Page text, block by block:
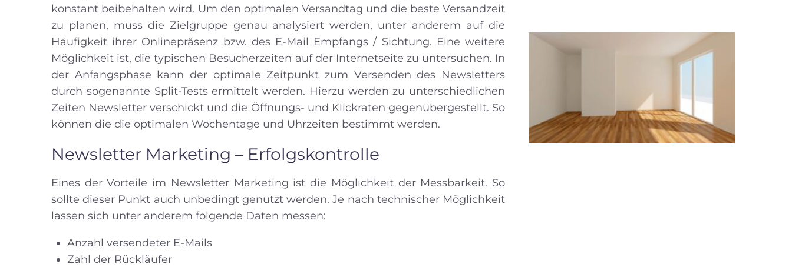
konstant beibehalten wird. Um den optimalen Versandtag und die beste Versandzeit
zu planen, muss die Zielgruppe genau analysiert werden, unter anderem auf die
Häufigkeit ihrer Onlinepräsenz bzw. des E-Mail Empfangs / Sichtung. Eine weitere
Möglichkeit ist, die typischen Besucherzeiten auf der Internetseite zu untersuchen. In
der Anfangsphase kann der optimale Zeitpunkt zum Versenden des Newsletters
durch sogenannte Split-Tests ermittelt werden. Hierzu werden zu unterschiedlichen
Zeiten Newsletter verschickt und die Öffnungs- und Klickraten gegenübergestellt. So
können die die optimalen Wochentage und Uhrzeiten bestimmt werden.
Newsletter Marketing – Erfolgskontrolle
Eines der Vorteile im Newsletter Marketing ist die Möglichkeit der Messbarkeit. So
sollte dieser Punkt auch unbedingt genutzt werden. Je nach technischer Möglichkeit
lassen sich unter anderem folgende Daten messen:
Anzahl versendeter E-Mails
Zahl der Rückläufer